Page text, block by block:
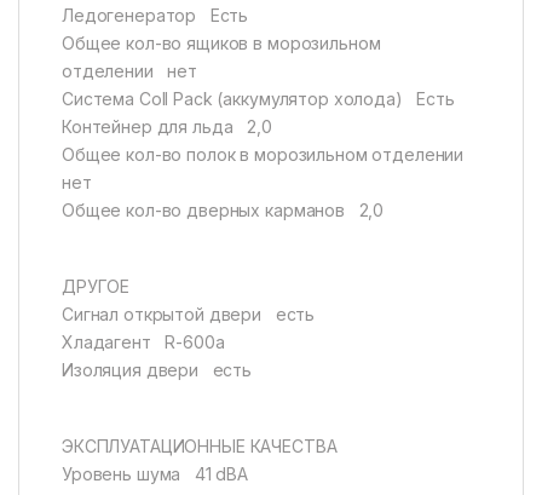
Ледогенератор Есть
Общее кол-во ящиков в морозильном
отделении нет
Система Coll Pack (аккумулятор холода) Есть
Контейнер для льда 2,0
Общее кол-во полок в морозильном отделении
нет
Общее кол-во дверных карманов 2,0
ДРУГОЕ
Сигнал открытой двери есть
Хладагент R-600a
Изоляция двери есть
ЭКСПЛУАТАЦИОННЫЕ КАЧЕСТВА
Уровень шума 41 dBA